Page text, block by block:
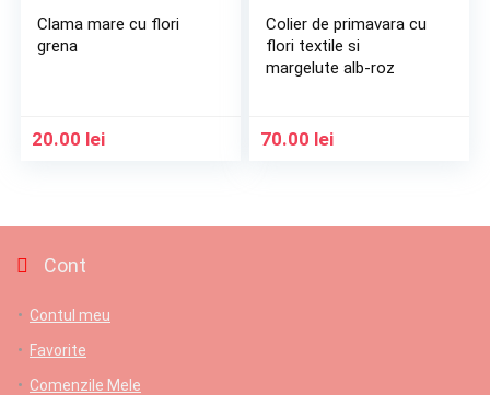
Clama mare cu flori
grena
20.00 lei
Colier de primavara cu
flori textile si
margelute alb-roz
70.00 lei
Cont
Contul meu
Favorite
Comenzile Mele